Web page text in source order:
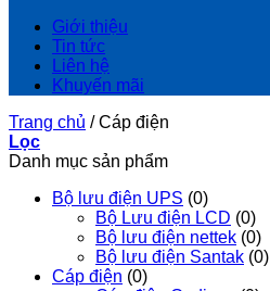
Giới thiệu
Tin tức
Liên hệ
Khuyến mãi
Trang chủ /Cáp điện
Lọc
Danh mục sản phẩm
Bộ lưu điện UPS (0)
Bộ Lưu điện LCD (0)
Bộ lưu điện nettek (0)
Bộ lưu điện Santak (0)
Cáp điện (0)